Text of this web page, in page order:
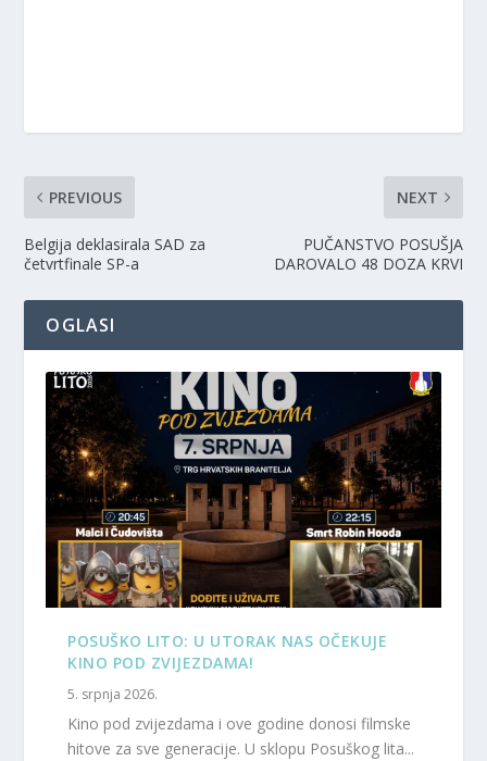
PREVIOUS
Belgija deklasirala SAD za
četvrtfinale SP-a
NEXT
PUČANSTVO POSUŠJA
DAROVALO 48 DOZA KRVI
OGLASI
POSUŠKO LITO: U UTORAK NAS OČEKUJE
KINO POD ZVIJEZDAMA!
5. srpnja 2026.
Kino pod zvijezdama i ove godine donosi filmske
hitove za sve generacije. U sklopu Posuškog lita...